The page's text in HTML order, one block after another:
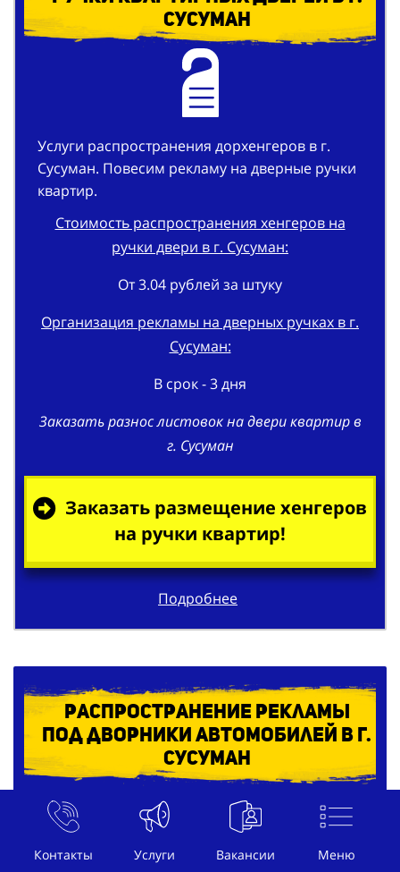
Контакты Услуги Вакансии Меню
Сусуман
Услуги распространения дорхенгеров в г.
Сусуман. Повесим рекламу на дверные ручки
квартир.
Стоимость распространения хенгеров на
ручки двери в г. Сусуман:
От 3.04 рублей за штуку
Организация рекламы на дверных ручках в г.
Сусуман:
В срок - 3 дня
Заказать разнос листовок на двери квартир в
г. Сусуман
Заказать размещение хенгеров
на ручки квартир!
Подробнее
Распространение рекламы
под дворники автомобилей в г.
Сусуман